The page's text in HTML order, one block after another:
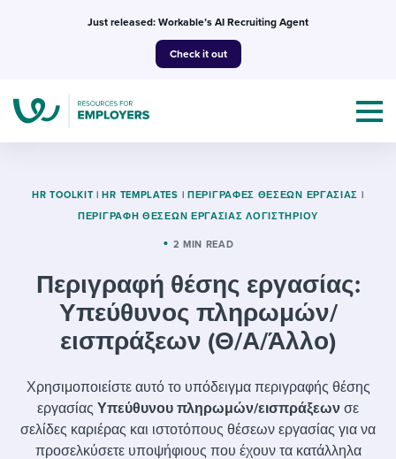
Just released: Workable’s AI Recruiting Agent
Check it out
Topics
I NEED HELP WITH...
Evaluating candidates
Working together with others
Templates & Guides
Job description templates
Interview question templates
I’m a jobseeker
I WANT TO LEARN ABOUT...
Applying for a job
Workable customer stories
Explore Workable
HR TOOLKIT | HR TEMPLATES | ΠΕΡΙΓΡΑΦΈΣ ΘΈΣΕΩΝ ΕΡΓΑΣΊΑΣ |
ΠΕΡΙΓΡΑΦΉ ΘΈΣΕΩΝ ΕΡΓΑΣΊΑΣ ΛΟΓΙΣΤΗΡΊΟΥ
2 MIN READ
Περιγραφή θέσης εργασίας:
Υπεύθυνος πληρωμών/
εισπράξεων (Θ/Α/Άλλο)
Χρησιμοποιείστε αυτό το υπόδειγμα περιγραφής θέσης
εργασίας Υπεύθυνου πληρωμών/εισπράξεων σε
σελίδες καριέρας και ιστοτόπους θέσεων εργασίας για να
προσελκύσετε υποψήφιους που έχουν τα κατάλληλα